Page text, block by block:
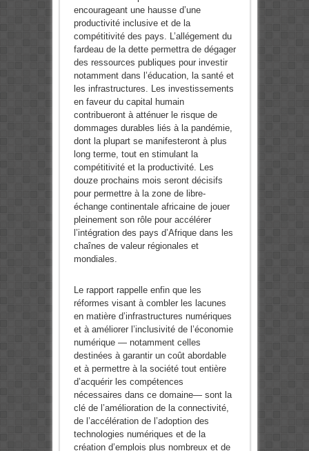
encourageant une hausse d’une
productivité inclusive et de la
compétitivité des pays. L’allégement du
fardeau de la dette permettra de dégager
des ressources publiques pour investir
notamment dans l’éducation, la santé et
les infrastructures. Les investissements
en faveur du capital humain
contribueront à atténuer le risque de
dommages durables liés à la pandémie,
dont la plupart se manifesteront à plus
long terme, tout en stimulant la
compétitivité et la productivité. Les
douze prochains mois seront décisifs
pour permettre à la zone de libre-
échange continentale africaine de jouer
pleinement son rôle pour accélérer
l’intégration des pays d’Afrique dans les
chaînes de valeur régionales et
mondiales.
Le rapport rappelle enfin que les
réformes visant à combler les lacunes
en matière d’infrastructures numériques
et à améliorer l’inclusivité de l’économie
numérique — notamment celles
destinées à garantir un coût abordable
et à permettre à la société tout entière
d’acquérir les compétences
nécessaires dans ce domaine— sont la
clé de l’amélioration de la connectivité,
de l’accélération de l’adoption des
technologies numériques et de la
création d’emplois plus nombreux et de